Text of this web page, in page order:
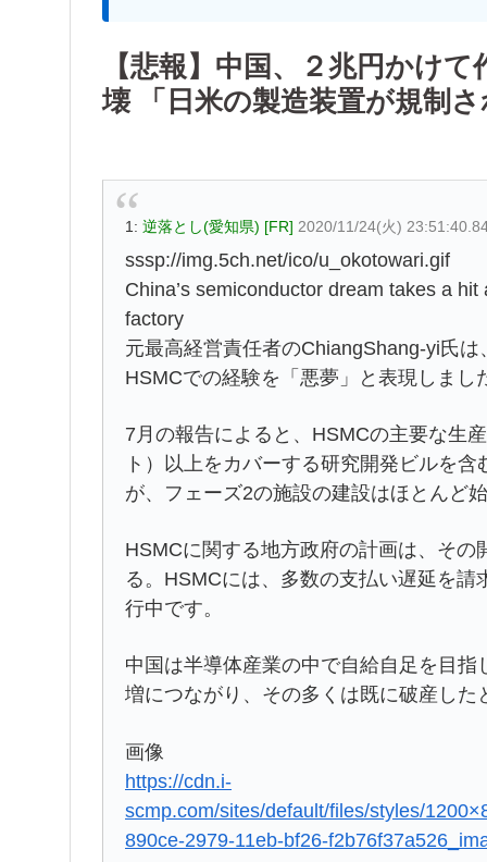
【悲報】中国、２兆円かけ
壊 「日米の製造装置が規制
1: 逆落とし(愛知県) [FR] 2020/11/24(火)
sssp://img.5ch.net/ico/u_okotowari.gif
China’s semiconductor dream takes a
factory
元最高経営責任者のChiangShang-yi氏
HSMCでの経験を「悪夢」と表現しまし
7月の報告によると、HSMCの主要な生
ト）以上をカバーする研究開発ビルを
が、フェーズ2の施設の建設はほとんど
HSMCに関する地方政府の計画は、そ
る。HSMCには、多数の支払い遅延を
行中です。
中国は半導体産業の中で自給自足を目
増につながり、その多くは既に破産した
画像
https://cdn.i-
scmp.com/sites/default/files/styles/
890ce-2979-11eb-bf26-